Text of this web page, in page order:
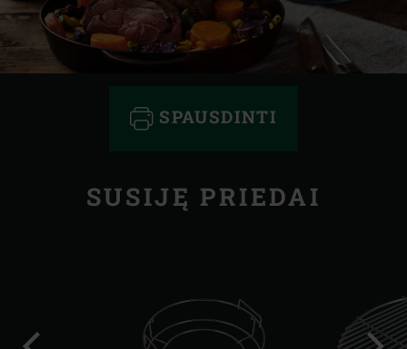
SPAUSDINTI
SUSIJĘ PRIEDAI